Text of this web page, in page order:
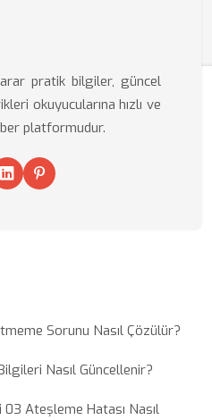
pratik bilgiler, güncel
okuyucularına hızlı ve
platformudur.
Sorunu Nasıl Çözülür?
Nasıl Güncellenir?
Ateşleme Hatası Nasıl